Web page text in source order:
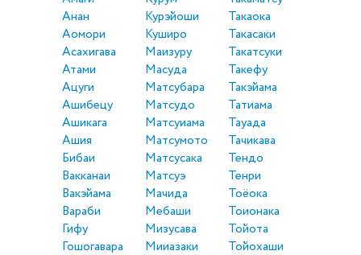
Анан
Аомори
Асахигава
Атами
Ацуги
Ашибецу
Ашикага
Ашия
Бибаи
Вакканаи
Вакэйама
Вараби
Гифу
Гошогавара
Курэйоши
Куширо
Маизуру
Масуда
Матсубара
Матсудо
Матсуиама
Матсумото
Матсусака
Матсуэ
Мачида
Мебаши
Мизусава
Мииазаки
Такаока
Такасаки
Такатсуки
Такефу
Такэйама
Татиама
Тауада
Тачикава
Тендо
Тенри
Тоёока
Тоионака
Тойота
Тойохаши